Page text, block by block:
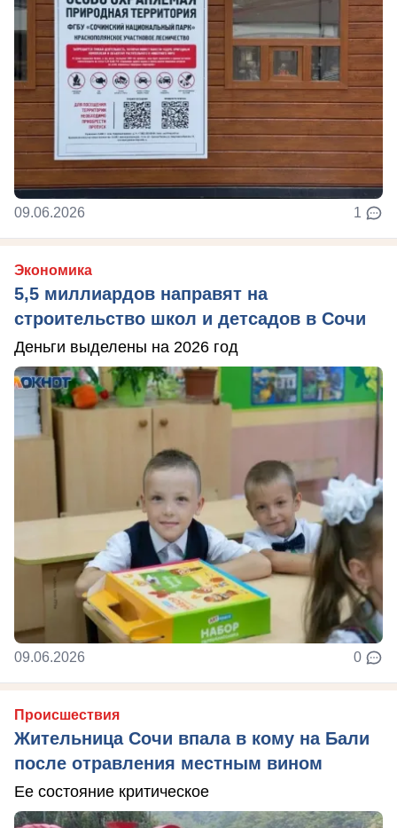
09.06.2026 1
Экономика
5,5 миллиардов направят на
строительство школ и детсадов в Сочи
Деньги выделены на 2026 год
09.06.2026 0
Происшествия
Жительница Сочи впала в кому на Бали
после отравления местным вином
Ее состояние критическое